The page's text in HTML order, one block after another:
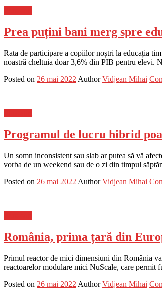
Prea puțini bani merg spre
Rata de participare a copiilor noștri la educația
noastră cheltuia doar 3,6% din PIB pentru elevi.
Posted on 26 mai 2022 Author Vidjean Mihai
Programul de lucru hibrid
Un somn inconsistent sau slab ar putea să vă
vorba de un weekend sau de o zi din timpul
Posted on 26 mai 2022 Author Vidjean Mihai
România, prima țară din
Primul reactor de mici dimensiuni din România
reactoarelor modulare mici NuScale, care permit
Posted on 26 mai 2022 Author Vidjean Mihai